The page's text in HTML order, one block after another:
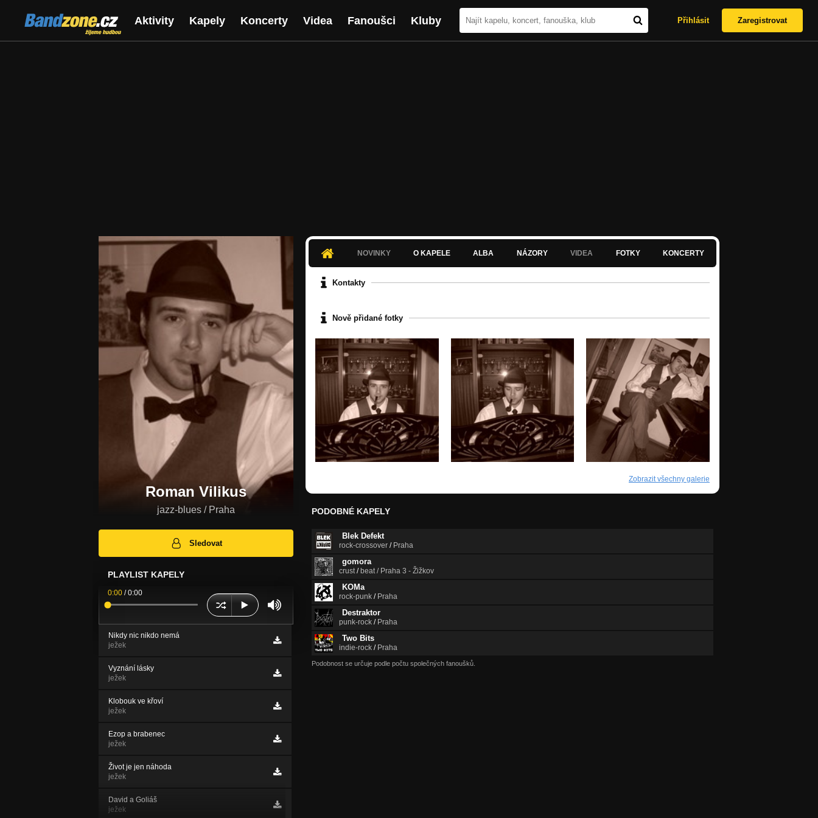
Bandzone.cz
žijeme hudbou
Aktivity Kapely Koncerty Videa Fanoušci Kluby Přihlásit Zaregistrovat
Roman Vilikus
jazz-blues / Praha
Sledovat
PLAYLIST KAPELY
0:00 /0:00
Nikdy nic nikdo nemá
ježek
Vyznání lásky
ježek
Klobouk ve křoví
ježek
Ezop a brabenec
ježek
Život je jen náhoda
ježek
David a Goliáš
ježek
NOVINKY O KAPELE ALBA NÁZORY VIDEA FOTKY KONCERTY
Kontakty
Nově přidané fotky
Zobrazit všechny galerie
PODOBNÉ KAPELY
Blek Defekt
rock-crossover / Praha
gomora
crust/ beat / Praha 3 - Žižkov
KOMa
rock-punk / Praha
Destraktor
punk-rock / Praha
Two Bits
indie-rock / Praha
Podobnost se určuje podle počtu společných fanoušků.